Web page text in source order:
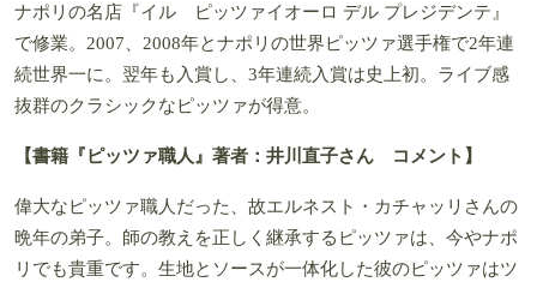
ナポリの名店『イル ピッツァイオーロ デル プレジデンテ』
で修業。2007、2008年とナポリの世界ピッツァ選手権で2年連
続世界一に。翌年も入賞し、3年連続入賞は史上初。ライブ感
抜群のクラシックなピッツァが得意。
【書籍『ピッツァ職人』著者 ： 井川直子さん コメント】
偉大なピッツァ職人だった、故エルネスト・カチャッリさんの
晩年の弟子。師の教えを正しく継承するピッツァは、今やナポ
リでも貴重です。生地とソースが一体化した彼のピッツァはツ